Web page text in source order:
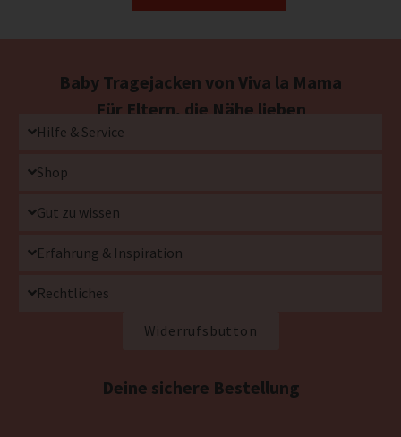
Baby Tragejacken von Viva la Mama
Für Eltern, die Nähe lieben
Hilfe & Service
Shop
Gut zu wissen
Erfahrung & Inspiration
Rechtliches
Widerrufsbutton
Deine sichere Bestellung